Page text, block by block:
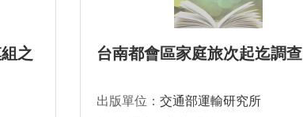
之
台南都會區家庭旅次起迄調查
出版單位： 交通部運輸研究所